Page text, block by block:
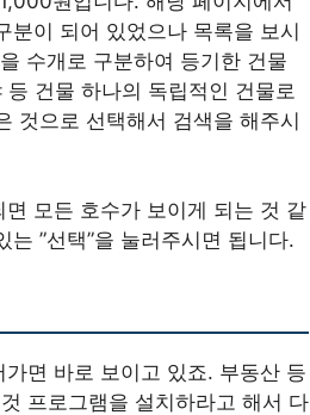
분이 되어 있었으나 목록을 보시
수개로 구분하여 등기한 건물
건물 하나의 독립적인 건물로
것으로 선택해서 검색을 해주시
모든 호수가 보이게 되는 것 같
”선택”을 눌러주시면 됩니다.
면 바로 보이고 있죠. 부동산 등
프로그램을 설치하라고 해서 다